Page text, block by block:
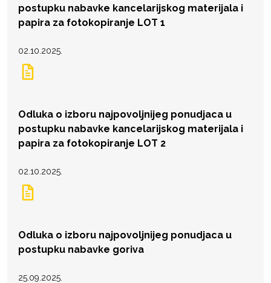
postupku nabavke kancelarijskog materijala i
papira za fotokopiranje LOT 1
02.10.2025.
Odluka o izboru najpovoljnijeg ponudjaca u
postupku nabavke kancelarijskog materijala i
papira za fotokopiranje LOT 2
02.10.2025.
Odluka o izboru najpovoljnijeg ponudjaca u
postupku nabavke goriva
25.09.2025.